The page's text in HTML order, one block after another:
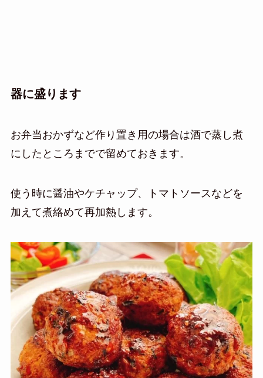
器に盛ります
お弁当おかずなど作り置き用の場合は酒で蒸し煮
にしたところまでで留めておきます。
使う時に醤油やケチャップ、トマトソースなどを
加えて煮絡めて再加熱します。